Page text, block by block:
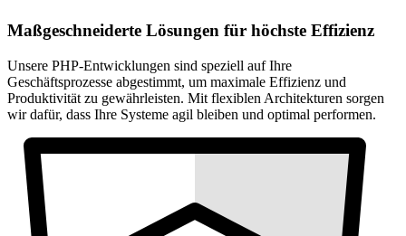
Maßgeschneiderte Lösungen für höchste Effizienz
Unsere PHP-Entwicklungen sind speziell auf Ihre
Geschäftsprozesse abgestimmt, um maximale Effizienz und
Produktivität zu gewährleisten. Mit flexiblen Architekturen sorgen
wir dafür, dass Ihre Systeme agil bleiben und optimal performen.